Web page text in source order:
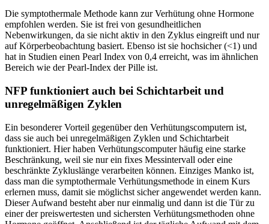
Die symptothermale Methode kann zur Verhütung ohne Hormone
empfohlen werden. Sie ist frei von gesundheitlichen
Nebenwirkungen, da sie nicht aktiv in den Zyklus eingreift und nur
auf Körperbeobachtung basiert. Ebenso ist sie hochsicher (<1) und
hat in Studien einen Pearl Index von 0,4 erreicht, was im ähnlichen
Bereich wie der Pearl-Index der Pille ist.
NFP funktioniert auch bei Schichtarbeit und
unregelmäßigen Zyklen
Ein besonderer Vorteil gegenüber den Verhütungscomputern ist,
dass sie auch bei unregelmäßigen Zyklen und Schichtarbeit
funktioniert. Hier haben Verhütungscomputer häufig eine starke
Beschränkung, weil sie nur ein fixes Messintervall oder eine
beschränkte Zykluslänge verarbeiten können. Einziges Manko ist,
dass man die symptothermale Verhütungsmethode in einem Kurs
erlernen muss, damit sie möglichst sicher angewendet werden kann.
Dieser Aufwand besteht aber nur einmalig und dann ist die Tür zu
einer der preiswertesten und sichersten Verhütungsmethoden ohne